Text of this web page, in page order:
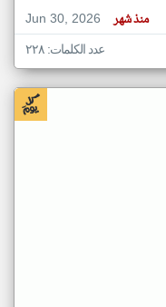
Jun 30, 2026
منذ شهر
عدد الكلمات: ٢٢٨